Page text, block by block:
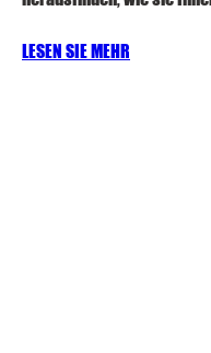
LESEN SIE MEHR